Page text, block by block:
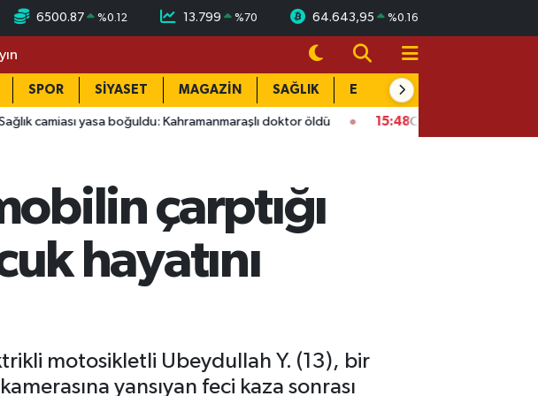
6500.87 %0.12 13.799 %70 64.643,95 %0.16
SPOR SİYASET MAGAZİN SAĞLIK EĞİTİM
yasa boğuldu: Kahramanmaraşlı doktor öldü 15:48 Onikişubat’ta ücretsiz üniversite
çarptığı
hayatını
motosikletli Ubeydullah Y. (13), bir
yansıyan feci kaza sonrası